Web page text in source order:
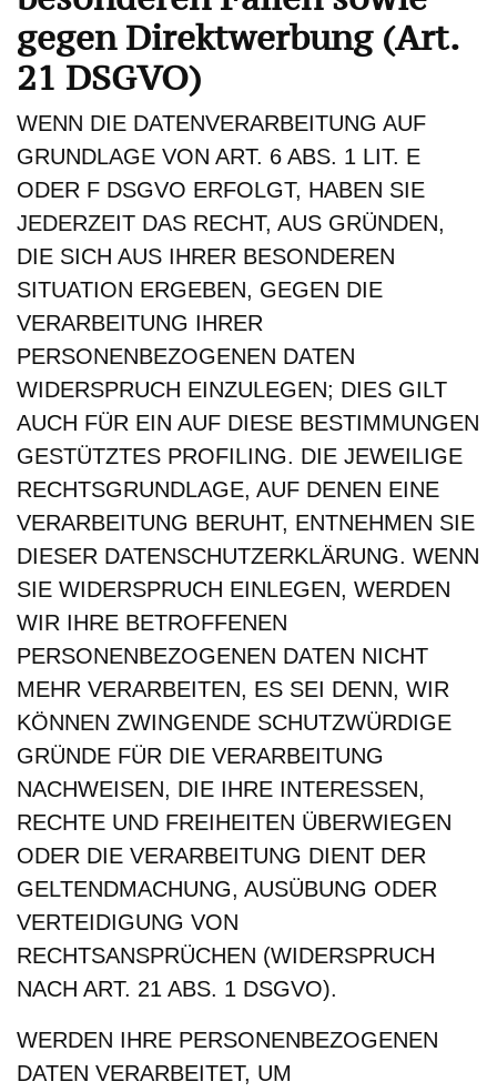
gegen Direktwerbung (Art.
21 DSGVO)
WENN DIE DATENVERARBEITUNG AUF
GRUNDLAGE VON ART. 6 ABS. 1 LIT. E
ODER F DSGVO ERFOLGT, HABEN SIE
JEDERZEIT DAS RECHT, AUS GRÜNDEN,
DIE SICH AUS IHRER BESONDEREN
SITUATION ERGEBEN, GEGEN DIE
VERARBEITUNG IHRER
PERSONENBEZOGENEN DATEN
WIDERSPRUCH EINZULEGEN; DIES GILT
AUCH FÜR EIN AUF DIESE BESTIMMUNGEN
GESTÜTZTES PROFILING. DIE JEWEILIGE
RECHTSGRUNDLAGE, AUF DENEN EINE
VERARBEITUNG BERUHT, ENTNEHMEN SIE
DIESER DATENSCHUTZERKLÄRUNG. WENN
SIE WIDERSPRUCH EINLEGEN, WERDEN
WIR IHRE BETROFFENEN
PERSONENBEZOGENEN DATEN NICHT
MEHR VERARBEITEN, ES SEI DENN, WIR
KÖNNEN ZWINGENDE SCHUTZWÜRDIGE
GRÜNDE FÜR DIE VERARBEITUNG
NACHWEISEN, DIE IHRE INTERESSEN,
RECHTE UND FREIHEITEN ÜBERWIEGEN
ODER DIE VERARBEITUNG DIENT DER
GELTENDMACHUNG, AUSÜBUNG ODER
VERTEIDIGUNG VON
RECHTSANSPRÜCHEN (WIDERSPRUCH
NACH ART. 21 ABS. 1 DSGVO).
WERDEN IHRE PERSONENBEZOGENEN
DATEN VERARBEITET, UM